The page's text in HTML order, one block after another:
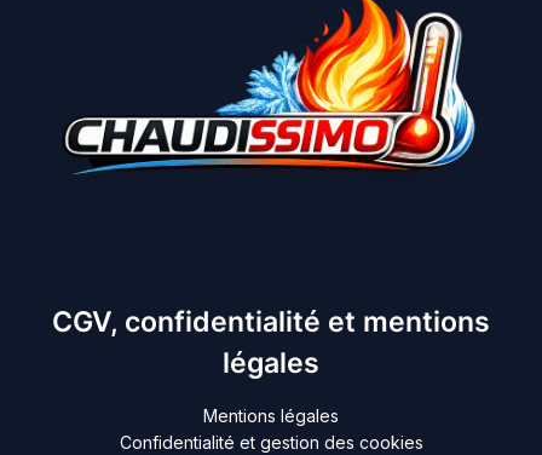
CGV, confidentialité et mentions
légales
Mentions légales
Confidentialité et gestion des cookies